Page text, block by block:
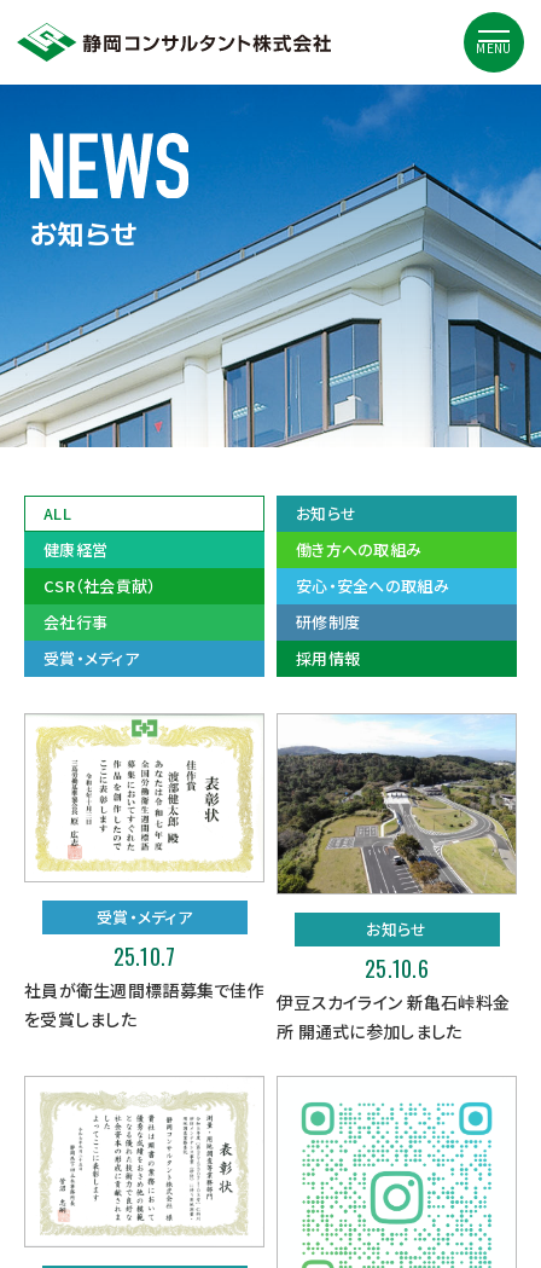
MENU
お知らせ
ALL
お知らせ
健康経営
働き方への取組み
CSR（社会貢献）
安心・安全への取組み
会社行事
研修制度
受賞・メディア
採用情報
受賞・メディア
25.10.7
社員が衛生週間標語募集で佳作
を受賞しました
お知らせ
25.10.6
伊豆スカイライン 新亀石峠料金
所 開通式に参加しました